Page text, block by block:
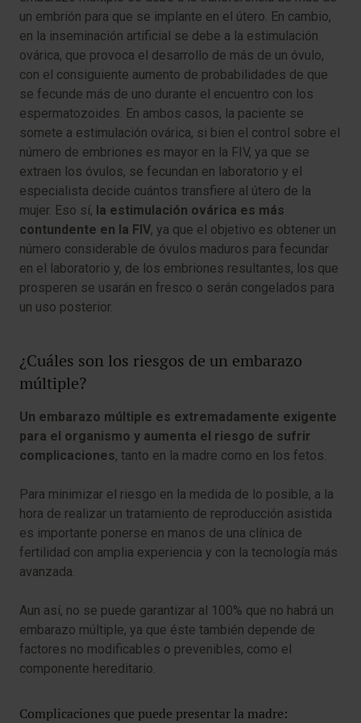
un embrión para que se implante en el útero. En cambio,
en la inseminación artificial se debe a la estimulación
ovárica, que provoca el desarrollo de más de un óvulo,
con el consiguiente aumento de probabilidades de que
se fecunde más de uno durante el encuentro con los
espermatozoides. En ambos casos, la paciente se
somete a estimulación ovárica, si bien el control sobre el
número de embriones es mayor en la FIV, ya que se
extraen los óvulos, se fecundan en laboratorio y el
especialista decide cuántos transfiere al útero de la
mujer. Eso sí, la estimulación ovárica es más
contundente en la FIV, ya que el objetivo es obtener un
número considerable de óvulos maduros para fecundar
en el laboratorio y, de los embriones resultantes, los que
prosperen se usarán en fresco o serán congelados para
un uso posterior.
¿Cuáles son los riesgos de un embarazo
múltiple?
Un embarazo múltiple es extremadamente exigente
para el organismo y aumenta el riesgo de sufrir
complicaciones, tanto en la madre como en los fetos.
Para minimizar el riesgo en la medida de lo posible, a la
hora de realizar un tratamiento de reproducción asistida
es importante ponerse en manos de una clínica de
fertilidad con amplia experiencia y con la tecnología más
avanzada.
Aun así, no se puede garantizar al 100% que no habrá un
embarazo múltiple, ya que éste también depende de
factores no modificables o prevenibles, como el
componente hereditario.
Complicaciones que puede presentar la madre: